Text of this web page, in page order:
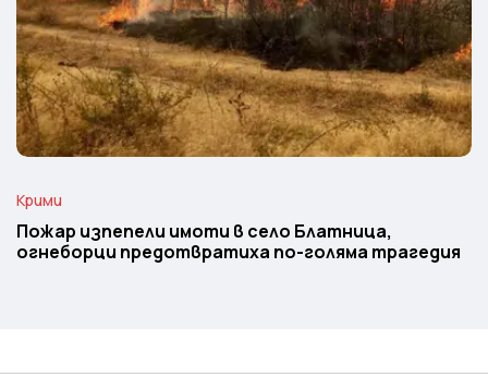
Крими
Пожар изпепели имоти в село Блатница,
огнеборци предотвратиха по-голяма трагедия